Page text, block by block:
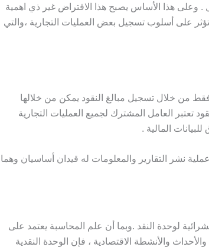
. وعلى هذا الأساس يصبح هذا الافتراض غير ذي اهمية
على أسلوب تسجيل بعض العمليات التجارية ،والتي
من خلال تسجيل مبالغ النقود يمكن من خلالها
تعتبر العامل المشترك لجميع العمليات التجارية
المالية .
نشر التقارير والمعلومات له قيدان أساسيان وهما
لوحدة النقد .وبما أن علم المحاسبة يعتمد على
والأنشطة الاقتصادية ، فإن الوحدة النقدية